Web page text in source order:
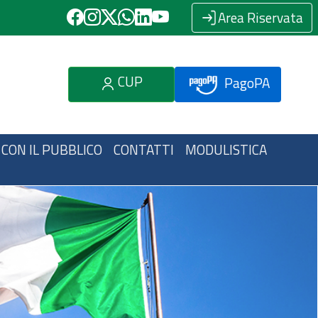
Area Riservata
CUP PagoPA
IL PUBBLICO CONTATTI MODULISTICA